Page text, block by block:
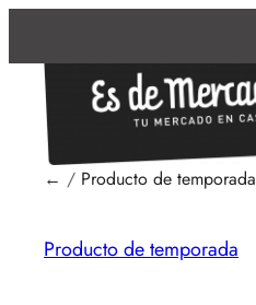
← / Producto de temporada
Producto de temporada